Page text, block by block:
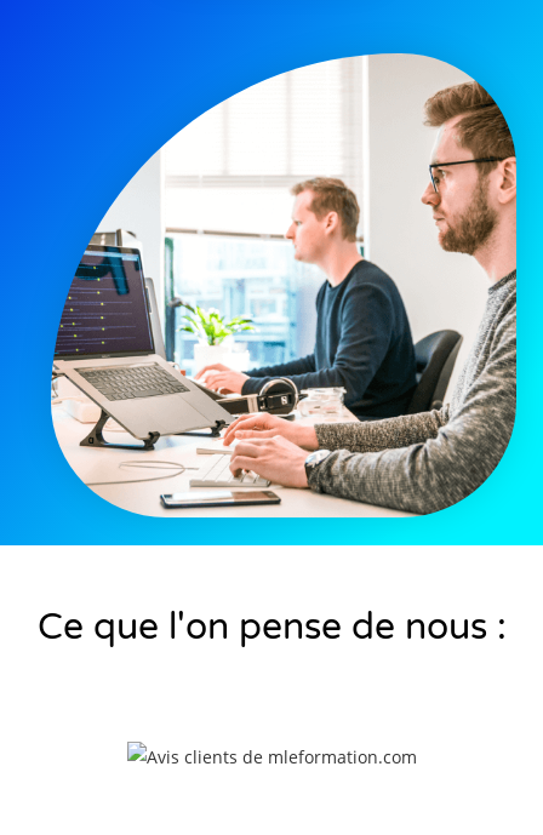
Ce que l'on pense de nous :